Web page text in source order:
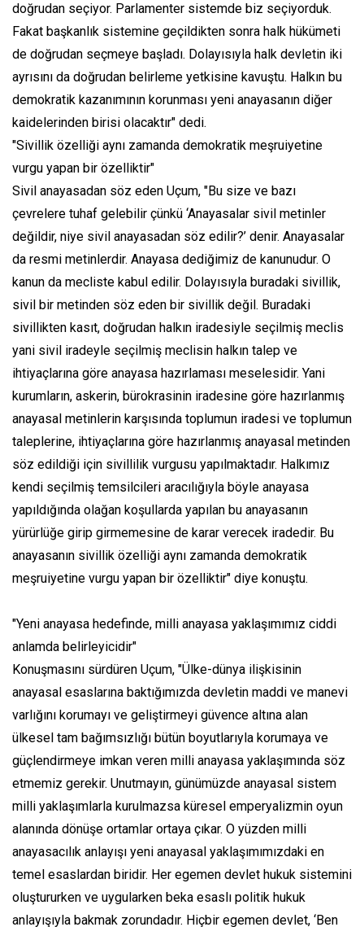
doğrudan seçiyor. Parlamenter sistemde biz seçiyorduk.
Fakat başkanlık sistemine geçildikten sonra halk hükümeti
de doğrudan seçmeye başladı. Dolayısıyla halk devletin iki
ayrısını da doğrudan belirleme yetkisine kavuştu. Halkın bu
demokratik kazanımının korunması yeni anayasanın diğer
kaidelerinden birisi olacaktır" dedi.
"Sivillik özelliği aynı zamanda demokratik meşruiyetine
vurgu yapan bir özelliktir"
Sivil anayasadan söz eden Uçum, "Bu size ve bazı
çevrelere tuhaf gelebilir çünkü ‘Anayasalar sivil metinler
değildir, niye sivil anayasadan söz edilir?’ denir. Anayasalar
da resmi metinlerdir. Anayasa dediğimiz de kanunudur. O
kanun da mecliste kabul edilir. Dolayısıyla buradaki sivillik,
sivil bir metinden söz eden bir sivillik değil. Buradaki
sivillikten kasıt, doğrudan halkın iradesiyle seçilmiş meclis
yani sivil iradeyle seçilmiş meclisin halkın talep ve
ihtiyaçlarına göre anayasa hazırlaması meselesidir. Yani
kurumların, askerin, bürokrasinin iradesine göre hazırlanmış
anayasal metinlerin karşısında toplumun iradesi ve toplumun
taleplerine, ihtiyaçlarına göre hazırlanmış anayasal metinden
söz edildiği için sivillilik vurgusu yapılmaktadır. Halkımız
kendi seçilmiş temsilcileri aracılığıyla böyle anayasa
yapıldığında olağan koşullarda yapılan bu anayasanın
yürürlüğe girip girmemesine de karar verecek iradedir. Bu
anayasanın sivillik özelliği aynı zamanda demokratik
meşruiyetine vurgu yapan bir özelliktir" diye konuştu.
"Yeni anayasa hedefinde, milli anayasa yaklaşımımız ciddi
anlamda belirleyicidir"
Konuşmasını sürdüren Uçum, "Ülke-dünya ilişkisinin
anayasal esaslarına baktığımızda devletin maddi ve manevi
varlığını korumayı ve geliştirmeyi güvence altına alan
ülkesel tam bağımsızlığı bütün boyutlarıyla korumaya ve
güçlendirmeye imkan veren milli anayasa yaklaşımında söz
etmemiz gerekir. Unutmayın, günümüzde anayasal sistem
milli yaklaşımlarla kurulmazsa küresel emperyalizmin oyun
alanında dönüşe ortamlar ortaya çıkar. O yüzden milli
anayasacılık anlayışı yeni anayasal yaklaşımımızdaki en
temel esaslardan biridir. Her egemen devlet hukuk sistemini
oluştururken ve uygularken beka esaslı politik hukuk
anlayışıyla bakmak zorundadır. Hiçbir egemen devlet, ‘Ben